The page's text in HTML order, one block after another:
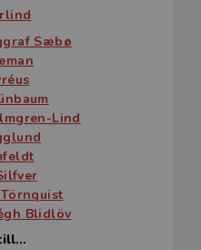
Sæbø
Lind
Blidlöv